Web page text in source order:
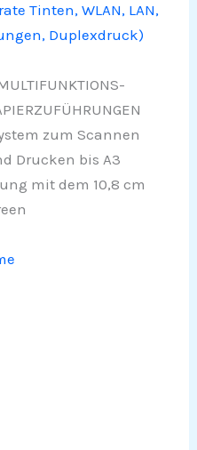
Tinten, WLAN, LAN,
Duplexdruck)
zum Scannen
Drucken bis A3
mit dem 10,8 cm